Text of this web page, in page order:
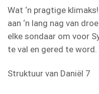
Wat ‘n pragtige
aan ‘n lang nag van
elke sondaar om voor
te val en gered te word.
Struktuur van Daniël 7